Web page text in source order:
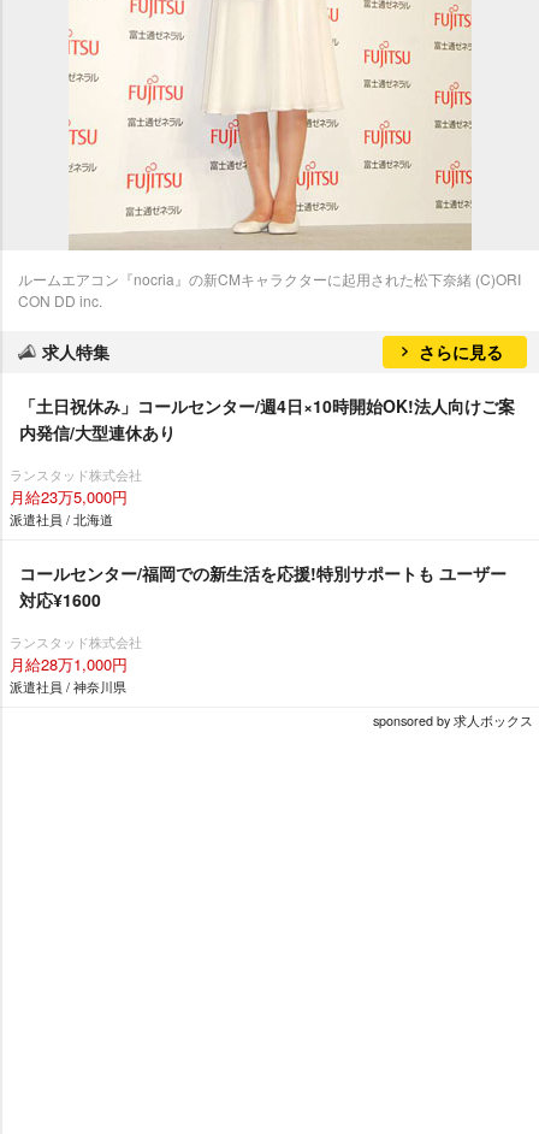
ルームエアコン『nocria』の新CMキャラクターに起用された松下奈緒 (C)ORI
CON DD inc.
求人特集 さらに見る
「土日祝休み」コールセンター/週4日×10時開始OK!法人向けご案
内発信/大型連休あり
ランスタッド株式会社
月給23万5,000円
派遣社員 / 北海道
コールセンター/福岡での新生活を応援!特別サポートも ユーザー
対応¥1600
ランスタッド株式会社
月給28万1,000円
派遣社員 / 神奈川県
sponsored by 求人ボックス